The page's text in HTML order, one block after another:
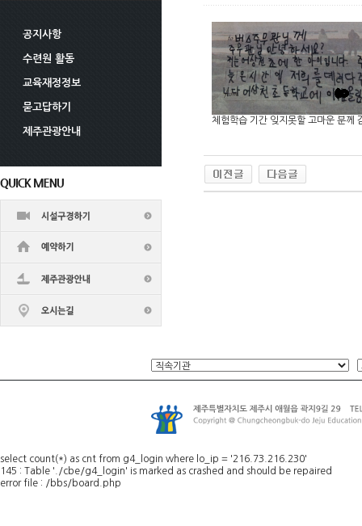
공지사항
수련원 활동
교육재정정보
묻고답하기
제주관광안내
체험학습 기간 잊지못할 고마운 분께
select count(*) as cnt from g4_login where lo_ip = '216.73.216.230'
145 : Table './cbe/g4_login' is marked as crashed and should be repaired
error file : /bbs/board.php